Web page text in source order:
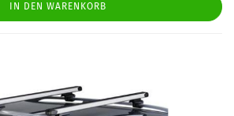
IN DEN WARENKORB